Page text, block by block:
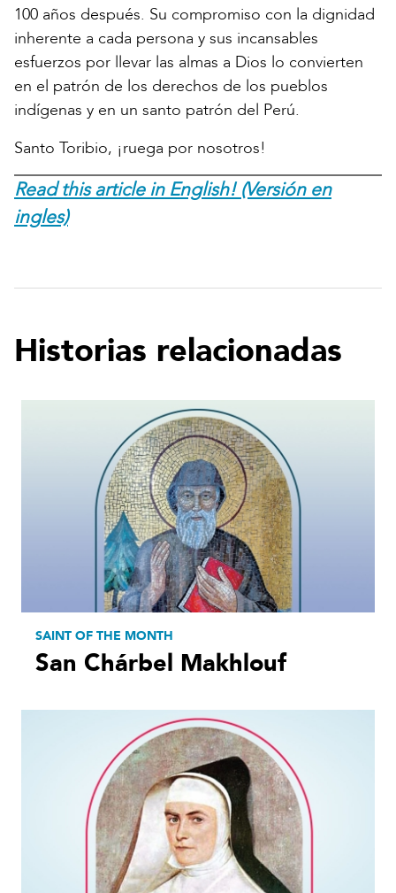
100 años después. Su compromiso con la dignidad
inherente a cada persona y sus incansables
esfuerzos por llevar las almas a Dios lo convierten
en el patrón de los derechos de los pueblos
indígenas y en un santo patrón del Perú.
Santo Toribio, ¡ruega por nosotros!
Read this article in English! (Versión en
ingles)
Historias relacionadas
SAINT OF THE MONTH
San Chárbel Makhlouf